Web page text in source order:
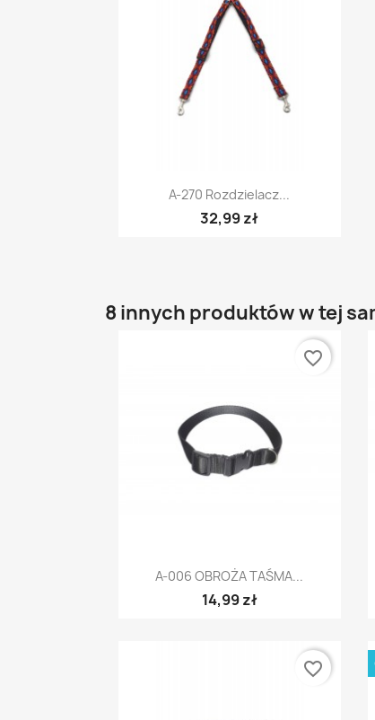
Szybki podgląd
A-270 Rozdzielacz...
32,99 zł
8 innych produktów w tej
Szybki podgląd
A-006 OBROŻA TAŚMA...
14,99 zł
favorite_border
favorite_border